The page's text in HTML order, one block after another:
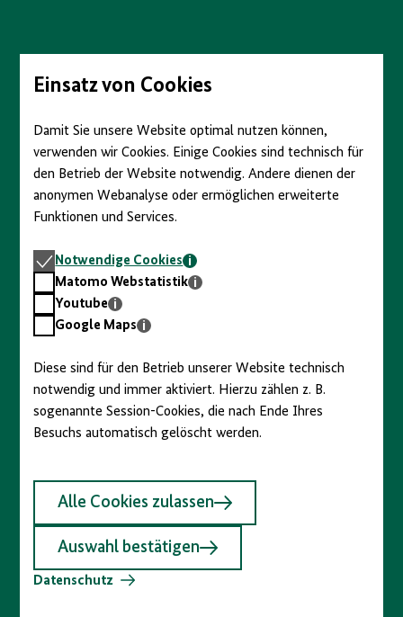
Seiteninhalt
springenEinsatz von Cookies
Damit Sie unsere Website optimal nutzen können,
verwenden wir Cookies. Einige Cookies sind technisch für
den Betrieb der Website notwendig. Andere dienen der
anonymen Webanalyse oder ermöglichen erweiterte
Funktionen und Services.
Notwendige
Cookies
Notwendige Cookies
Matomo
Webstatistik
Matomo Webstatistik
Youtube
Youtube
GoogleGoogle Maps
Diese sind für den Betrieb unserer Website technisch
notwendig und immer aktiviert. Hierzu zählen z. B.
sogenannte Session-Cookies, die nach Ende Ihres
Besuchs automatisch gelöscht werden.
Alle Cookies zulassen
Auswahl bestätigen
Datenschutz